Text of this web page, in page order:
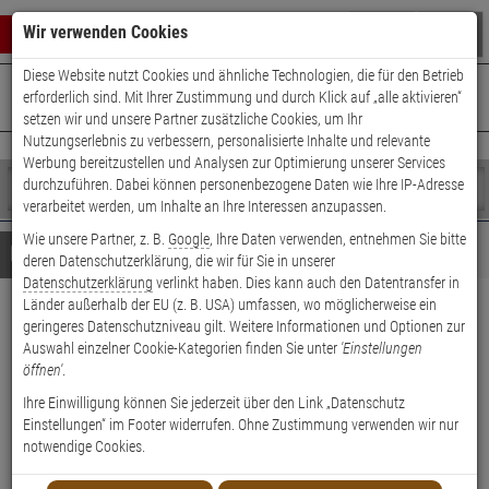
0 ARTIKEL IM WARENKORB
Ihr Warenkorb ist momentan leer.
Ergebnisse ()
Shop
durchsuchen
Bitte
geben
Sie
mindestens
Zeichen
ein,
um
Suche
Es
wurde
noch
Kategorien
Suche
gestartet
+49 (0)821 899 493-0Mo. - Do.: 8:00 - 16:30 | Fr.: 8:00 - 14:00 Uhr
Kontaktservice nutzen
Details Beratung
ABUS Messing 85WY/40
Vorhangschloss
Vorhangschloss - Modell: Messing 85 WY, Messing 85WY/40
Einsatzbereich: Taschen, Koffern, Schatullen, Kassetten, Türen,
Toren, Schränken, Spinden, Werkzeugkisten, Kellerfenstern,
Wir verwenden Cookies
Diese Website nutzt Cookies und ähnliche Technologien, die für den Betrieb
erforderlich sind. Mit Ihrer Zustimmung und durch Klick auf „alle aktivieren“
setzen wir und unsere Partner zusätzliche Cookies, um Ihr
Nutzungserlebnis zu verbessern, personalisierte Inhalte und relevante
Werbung bereitzustellen und Analysen zur Optimierung unserer Services
durchzuführen. Dabei können personenbezogene Daten wie Ihre IP-Adresse
verarbeitet werden, um Inhalte an Ihre Interessen anzupassen.
Wie unsere Partner, z. B. Google, Ihre Daten verwenden, entnehmen Sie bitte
deren Datenschutzerklärung, die wir für Sie in unserer
Datenschutzerklärung verlinkt haben. Dies kann auch den Datentransfer in
Länder außerhalb der EU (z. B. USA) umfassen, wo möglicherweise ein
geringeres Datenschutzniveau gilt. Weitere Informationen und Optionen zur
Auswahl einzelner Cookie-Kategorien finden Sie unter 'Einstellungen
öffnen'.
Ihre Einwilligung können Sie jederzeit über den Link „Datenschutz
Einstellungen“ im Footer widerrufen. Ohne Zustimmung verwenden wir nur
notwendige Cookies.